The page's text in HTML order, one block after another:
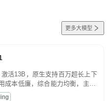
更多大模型
活13B，原生支持百万超长上下
成本低廉，综合能力均衡，主打
、内容创作、基础 RAG、批量